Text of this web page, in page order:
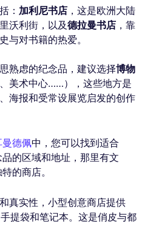
： 加利尼书店 ，这是欧洲大陆
沃利街，以及德拉曼书店 ，靠
与对书籍的热爱。
熟虑的纪念品，建议选择博物
、美术中心……），这些地方是
海报和受常设展览启发的创作
德佩中，您可以找到适合
的区域和地址，那里有文
的商店。
真实性，小型创意商店提供
提袋和笔记本。这是俏皮与都